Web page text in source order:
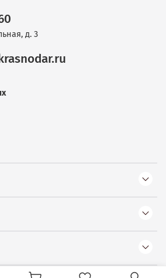
д. 3